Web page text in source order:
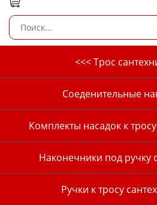
<<< Трос
Соеденительные
Комплекты насадок к
Наконечники под ручку
Ручки к тросу